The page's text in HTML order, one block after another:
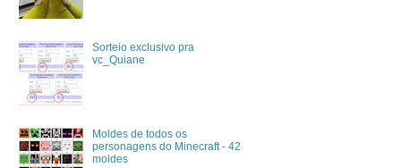
Sorteio exclusivo pra
vc_Quiane
Moldes de todos os
personagens do Minecraft - 42
moldes